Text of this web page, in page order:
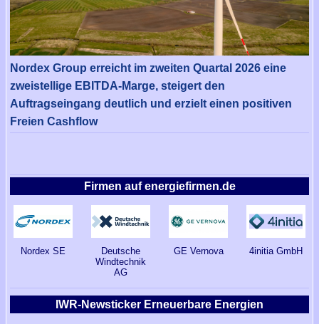
IWR-Newsticker Erneuerbare Energien
Nordex Group erreicht im zweiten Quartal 2026 eine
zweistellige EBITDA-Marge, steigert den
Auftragseingang deutlich und erzielt einen positiven
Freien Cashflow
Firmen auf energiefirmen.de
Nordex SE
Deutsche
Windtechnik
AG
GE Vernova 4initia GmbH